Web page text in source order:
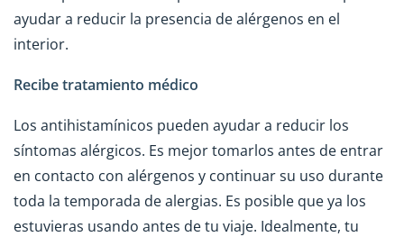
ayudar a reducir la presencia de alérgenos en el
interior.
Recibe tratamiento médico
Los antihistamínicos pueden ayudar a reducir los
síntomas alérgicos. Es mejor tomarlos antes de entrar
en contacto con alérgenos y continuar su uso durante
toda la temporada de alergias. Es posible que ya los
estuvieras usando antes de tu viaje. Idealmente, tu